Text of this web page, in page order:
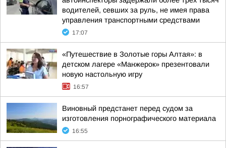
водителей, севших за руль, не имея права
управления транспортными средствами
17:07
«Путешествие в Золотые горы Алтая»: в
детском лагере «Манжерок» презентовали
новую настольную игру
16:57
Виновный предстанет перед судом за
изготовления порнографического материала
16:55